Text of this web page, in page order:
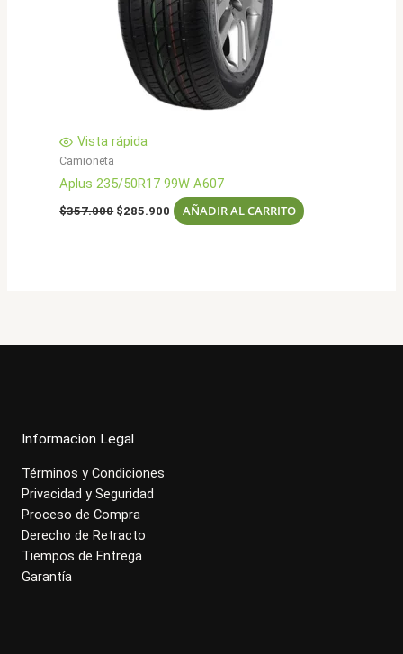
Vista rápida
Camioneta
Aplus 235/50R17 99W A607
$357.000 El
$285.900 El
precio
AÑADIR AL CARRITO
Informacion Legal
Términos y Condiciones
Privacidad y Seguridad
Proceso de Compra
Derecho de Retracto
Tiempos de Entrega
Garantía